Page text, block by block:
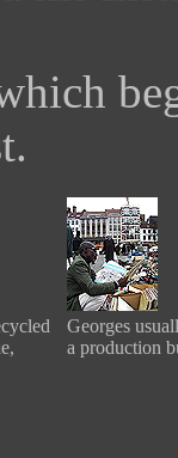
Georges
a production